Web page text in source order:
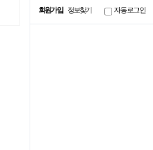
회원가입 정보찾기 자동로그인